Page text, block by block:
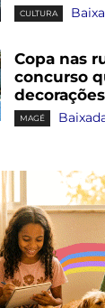
CULTURA
Copa nas
concurso
MAGÉ